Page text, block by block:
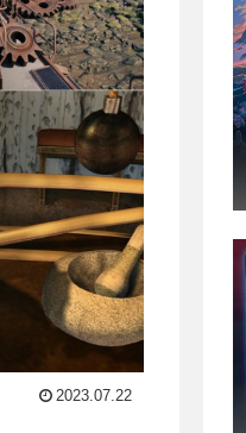
2023.07.22